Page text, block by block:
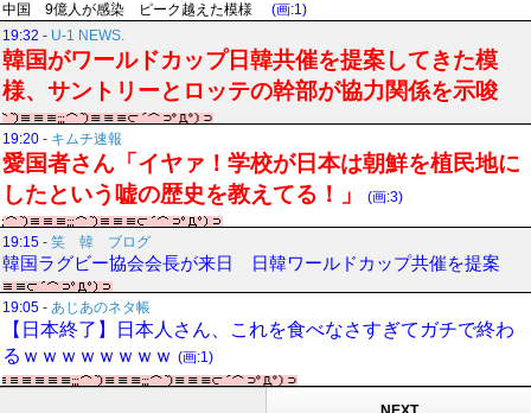
中国 9億人が感染 ピーク越えた模様
(画:1)
19:32 - U-1 NEWS.
韓国がワールドカップ日韓共催を提案してきた模
様、サントリーとロッテの幹部が協力関係を示唆
19:20 - キムチ速報
愛国者さん「イヤァ！学校が日本は朝鮮を植民地に
したという嘘の歴史を教えてる！」
(画:3)
19:15 - 笑 韓 ブログ
韓国ラグビー協会会長が来日 日韓ワールドカップ共催を提案
19:05 - あじあのネタ帳
【日本終了】日本人さん、これを食べなさすぎてガチで終わ
るｗｗｗｗｗｗｗｗ (画:1)